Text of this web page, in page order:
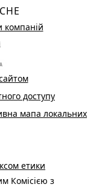
компаній
доступу
мапа локальних
етики
Комісією з